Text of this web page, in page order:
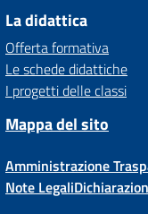
La didattica
Offerta formativa
Le schede didattiche
I progetti delle classi
Mappa del sito
Amministrazione
Note Legali